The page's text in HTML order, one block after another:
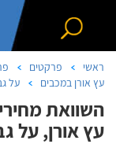
ראשי פרקטים
עץ אורן במכבים
על
השוואת
עץ אורן, על